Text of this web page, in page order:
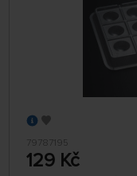
79787195
129 Kč